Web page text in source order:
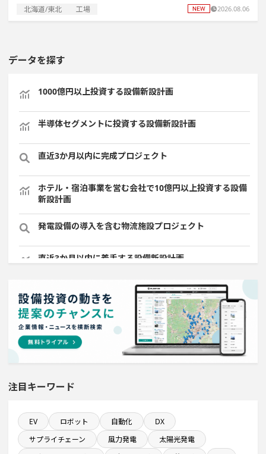
北海道/東北 工場 2026.08.06
データを探す
1000億円以上投資する設備新設計画
半導体セグメントに投資する設備新設計画
直近3か月以内に完成プロジェクト
ホテル・宿泊事業を営む会社で10億円以上投資する設備
新設計画
発電設備の導入を含む物流施設プロジェクト
直近3か月以内に着手する設備新設計画
既に100億円以上の支払いが終了した設備新設計画
稼働から約5年経過プロジェクト
自動車関連工場のプロジェクト
発電設備の導入を含む工場プロジェクト
売上高が100億円以上の企業一覧
直近3か月以内に完了する設備新設計画
注目キーワード
EV ロボット 自動化
DX
サプライチェーン
風力発電
太陽光発電